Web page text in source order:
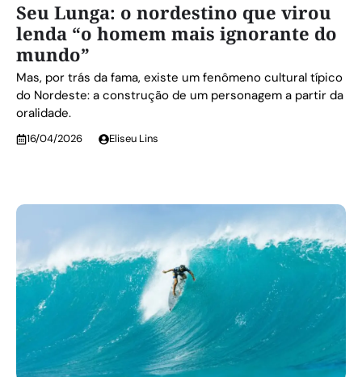
Seu Lunga: o nordestino que virou
lenda “o homem mais ignorante do
mundo”
Mas, por trás da fama, existe um fenômeno cultural típico
do Nordeste: a construção de um personagem a partir da
oralidade.
16/04/2026 Eliseu Lins